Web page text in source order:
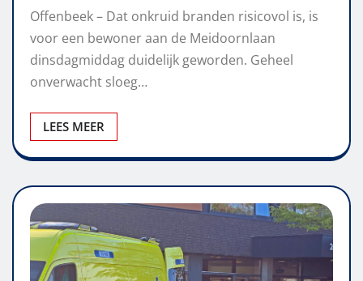
Offenbeek – Dat onkruid branden risicovol is, is
voor een bewoner aan de Meidoornlaan
dinsdagmiddag duidelijk geworden. Geheel
onverwacht sloeg…
LEES MEER